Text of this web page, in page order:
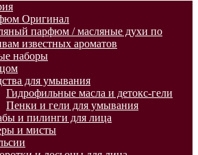
Оригинал
парфюм / масляные духи по
известных ароматов
наборы
для умывания
Гидрофильные масла и детокс-гели
Пенки и гели для умывания
и пилинги для лица
и мисты